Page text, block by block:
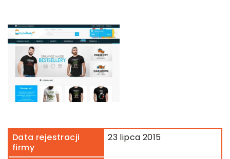
Data rejestracji
firmy
23 lipca 2015